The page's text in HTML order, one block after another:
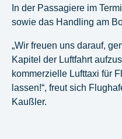
In der Passagiere im
sowie das Handling am
„Wir freuen uns darauf,
Kapitel der Luftfahrt
kommerzielle Lufttaxi für
lassen!“, freut sich
Kaußler.